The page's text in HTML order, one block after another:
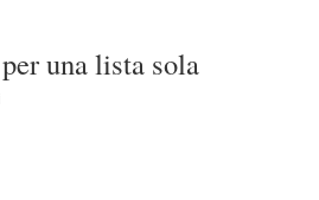
una lista sola